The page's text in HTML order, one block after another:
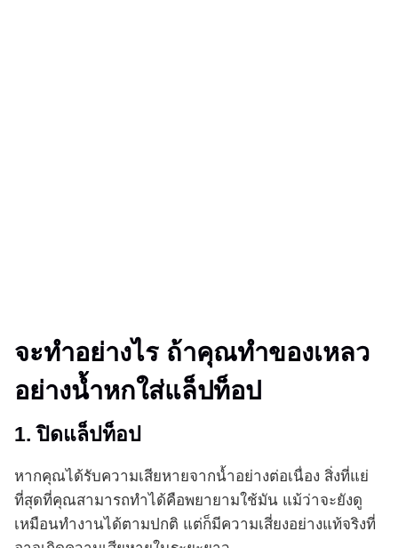
จะทำอย่างไร ถ้าคุณทำของเหลว
อย่างน้ำหกใส่แล็ปท็อป
1. ปิดแล็ปท็อป
หากคุณได้รับความเสียหายจากน้ำอย่างต่อเนื่อง สิ่งที่แย่
ที่สุดที่คุณสามารถทำได้คือพยายามใช้มัน แม้ว่าจะยังดู
เหมือนทำงานได้ตามปกติ แต่ก็มีความเสี่ยงอย่างแท้จริงที่